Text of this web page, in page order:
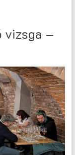
vizsga –